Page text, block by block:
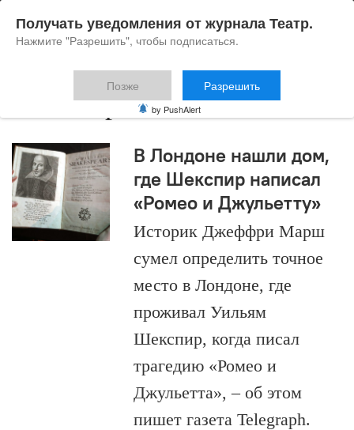
место проживания
В Лондоне нашли дом,
где Шекспир написал
«Ромео и Джульетту»
Историк Джеффри Марш
сумел определить точное
место в Лондоне, где
проживал Уильям
Шекспир, когда писал
трагедию «Ромео и
Джульетта», – об этом
пишет газета Telegraph.
Получать уведомления от журнала Театр.
Нажмите "Разрешить", чтобы подписаться.
Позже Разрешить
by PushAlert